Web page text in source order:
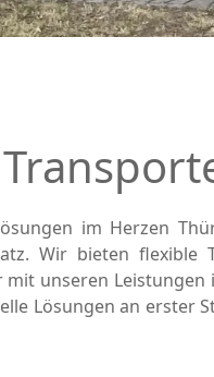
im Herzen
Wir bieten flexible
unseren
Lösungen an erster